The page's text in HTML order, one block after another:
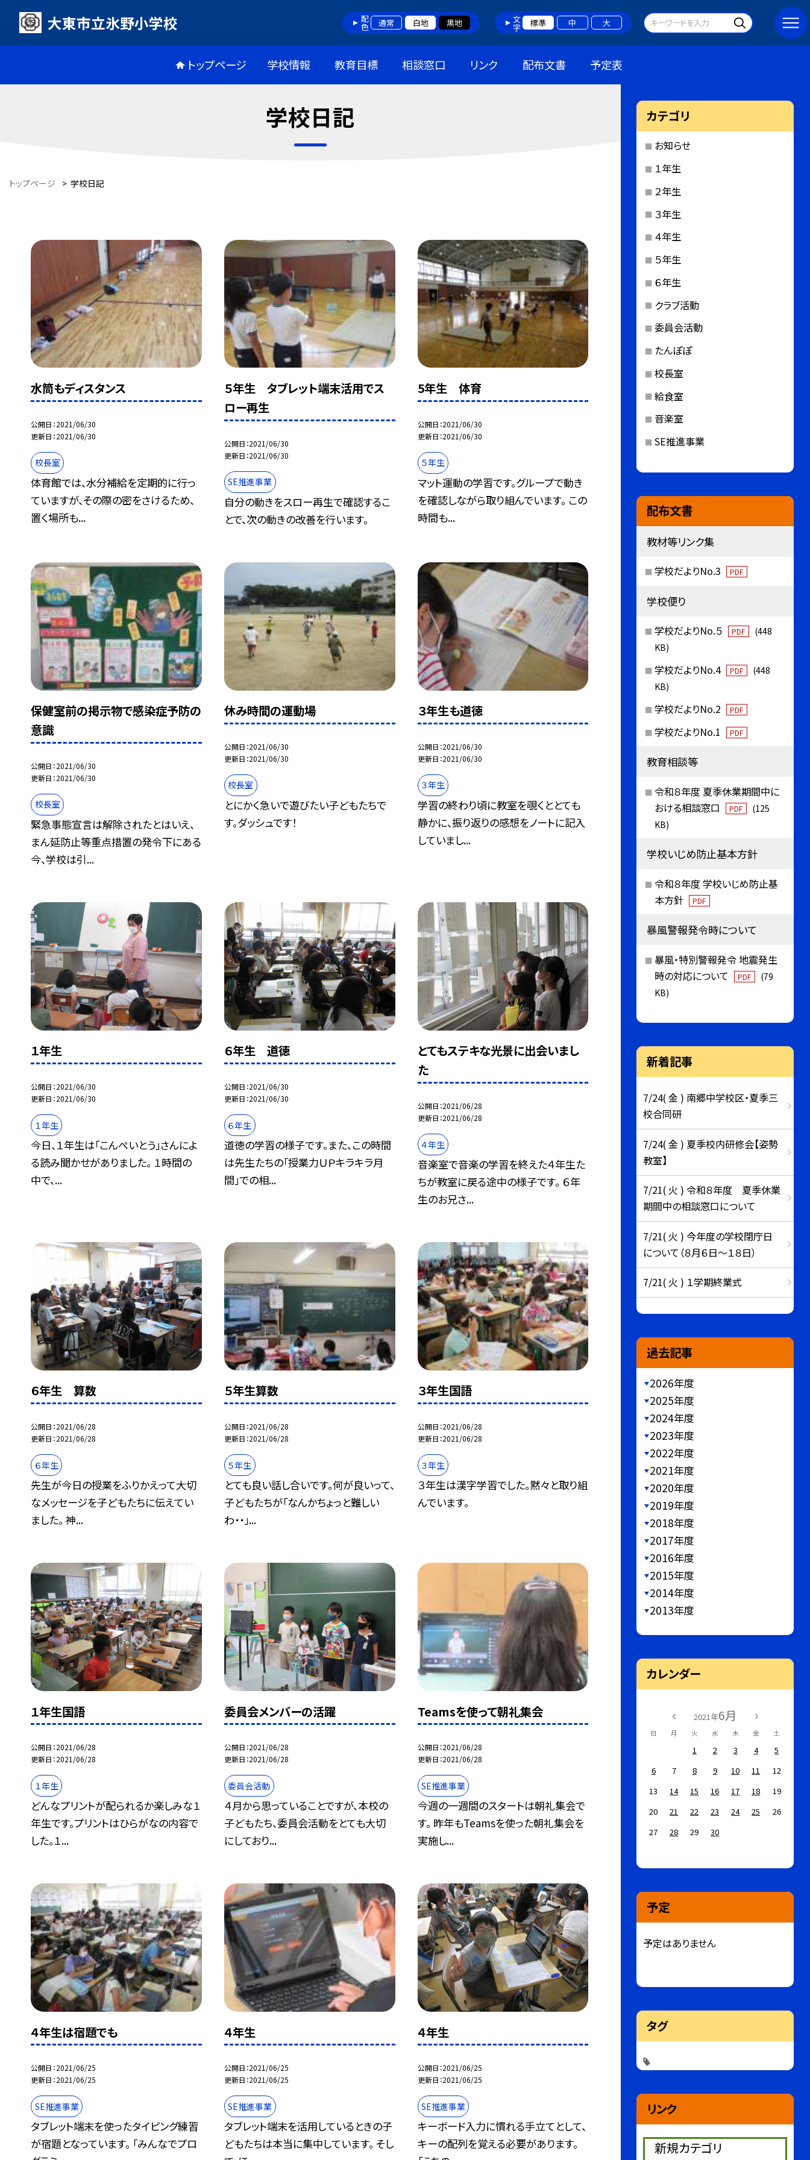
大東市立氷野小学校 配色 通常 白地 黒地 文字 標準 中 大
トップページ 学校情報 教育目標 相談窓口 リンク 配布文書 予定表
学校日記
トップページ > 学校日記
水筒もディスタンス
公開日 2021/06/30
更新日 2021/06/30
校長室
体育館では、水分補給を定期的に行っ
ていますが、その際の密をさけるため、
置く場所も...
５年生 タブレット端末活用でス
ロー再生
公開日 2021/06/30
更新日 2021/06/30
SE推進事業
自分の動きをスロー再生で確認するこ
とで、次の動きの改善を行います。
5年生 体育
公開日 2021/06/30
更新日 2021/06/30
５年生
マット運動の学習です。グループで動き
を確認しながら取り組んでいます。 この
時間も...
保健室前の掲示物で感染症予防の
意識
公開日 2021/06/30
更新日 2021/06/30
校長室
緊急事態宣言は解除されたとはいえ、
まん延防止等重点措置の発令下にある
今、学校は引...
休み時間の運動場
公開日 2021/06/30
更新日 2021/06/30
校長室
とにかく急いで遊びたい子どもたちで
す。ダッシュです！
３年生も道徳
公開日 2021/06/30
更新日 2021/06/30
３年生
学習の終わり頃に教室を覗くととても
静かに、振り返りの感想をノートに記入
していまし...
１年生
公開日 2021/06/30
更新日 2021/06/30
１年生
今日、１年生は「こんぺいとう」さんによ
る読み聞かせがありました。 １時間の
中で、...
６年生 道徳
公開日 2021/06/30
更新日 2021/06/30
６年生
道徳の学習の様子です。また、この時間
は先生たちの「授業力ＵＰキラキラ月
間」での相...
とてもステキな光景に出会いまし
た
公開日 2021/06/28
更新日 2021/06/28
４年生
音楽室で音楽の学習を終えた４年生た
ちが教室に戻る途中の様子です。 ６年
生のお兄さ...
６年生 算数
公開日 2021/06/28
更新日 2021/06/28
６年生
先生が今日の授業をふりかえって大切
なメッセージを子どもたちに伝えてい
ました。 神...
５年生算数
公開日 2021/06/28
更新日 2021/06/28
５年生
とても良い話し合いです。何が良いって、
子どもたちが「なんかちょっと難しい
わ・・」...
３年生国語
公開日 2021/06/28
更新日 2021/06/28
３年生
３年生は漢字学習でした。黙々と取り組
んでいます。
１年生国語
公開日 2021/06/28
更新日 2021/06/28
１年生
どんなプリントが配られるか楽しみな１
年生です。プリントはひらがなの内容で
した。１...
委員会メンバーの活躍
公開日 2021/06/28
更新日 2021/06/28
委員会活動
４月から思っていることですが、本校の
子どもたち、委員会活動をとても大切
にしており...
Teamsを使って朝礼集会
公開日 2021/06/28
更新日 2021/06/28
SE推進事業
今週の一週間のスタートは朝礼集会で
す。 昨年もTeamsを使った朝礼集会を
実施し...
４年生は宿題でも
公開日 2021/06/25
更新日 2021/06/25
SE推進事業
タブレット端末を使ったタイピング練習
が宿題となっています。 「みんなでプロ
４年生
公開日 2021/06/25
更新日 2021/06/25
SE推進事業
タブレット端末を活用しているときの子
どもたちは本当に集中しています。 そし
４年生
公開日 2021/06/25
更新日 2021/06/25
SE推進事業
キーボード入力に慣れる手立てとして、
キーの配列を覚える必要があります。
カテゴリ
お知らせ
１年生
２年生
３年生
４年生
５年生
６年生
クラブ活動
委員会活動
たんぽぽ
校長室
給食室
音楽室
SE推進事業
配布文書
教材等リンク集
学校だよりNo.3 PDF
学校便り
学校だよりNo.５ PDF
(448
KB)
学校だよりNo.4 PDF
(448
KB)
学校だよりNo.2 PDF
学校だよりNo.1 PDF
教育相談等
令和８年度 夏季休業期間中に
おける相談窓口
PDF
(125
KB)
学校いじめ防止基本方針
令和８年度 学校いじめ防止基
本方針
PDF
暴風警報発令時について
暴風・特別警報発令 地震発生
時の対応について
PDF
(79
KB)
新着記事
7/24( 金 ) 南郷中学校区・夏季三
校合同研
7/24( 金 ) 夏季校内研修会【姿勢
教室】
7/21( 火 ) 令和８年度 夏季休業
期間中の相談窓口について
7/21( 火 ) 今年度の学校閉庁日
について（８月６日～１８日）
7/21( 火 ) １学期終業式
過去記事
2026年度
2025年度
2024年度
2023年度
2022年度
2021年度
2020年度
2019年度
2018年度
2017年度
2016年度
2015年度
2014年度
2013年度
カレンダー
2021年6月
日 月 火 水 木 金 土
1 2 3 4
5
6
7 8 9 10 11
12
13
14 15 16 17 18
19
20
21 22 23 24 25
26
27
28 29 30
予定
予定はありません
タグ
リンク
新規カテゴリ